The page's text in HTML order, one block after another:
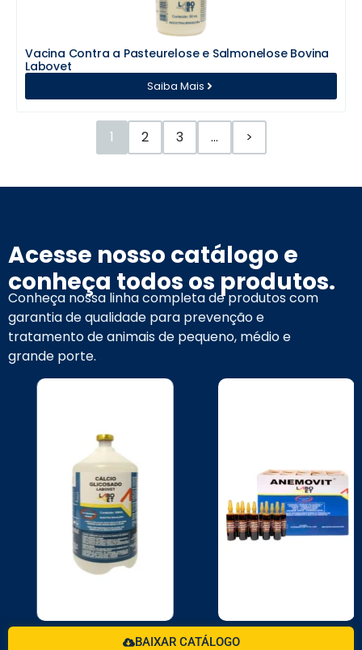
Saiba Mais
Vacina Contra a Pasteurelose e Salmonelose Bovina
Labovet
1 2 3 … >
Acesse nosso catálogo e
conheça todos os produtos.
Conheça nossa linha completa de produtos com
garantia de qualidade para prevenção e
tratamento de animais de pequeno, médio e
grande porte.
BAIXAR CATÁLOGO